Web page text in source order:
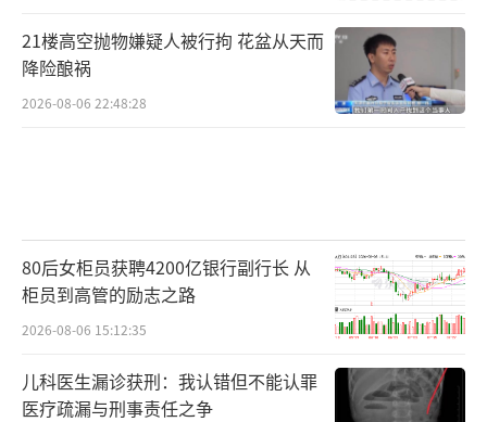
21楼高空抛物嫌疑人被行拘 花盆从天而
降险酿祸
2026-08-06 22:48:28
80后女柜员获聘4200亿银行副行长 从
柜员到高管的励志之路
2026-08-06 15:12:35
儿科医生漏诊获刑：我认错但不能认罪
医疗疏漏与刑事责任之争